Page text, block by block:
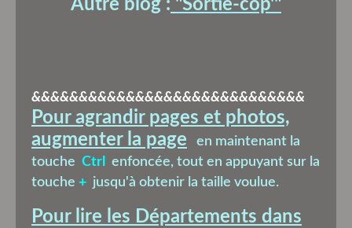
Autre blog : "Sortie-cop'"
&&&&&&&&&&&&&&&&&&&&&&&&&&&&&
Pour agrandir pages et photos,
augmenter la page
en maintenant la
touche Ctrl
enfoncée, tout en appuyant sur la
touche + jusqu'à obtenir la taille voulue.
Pour lire les Départements dans